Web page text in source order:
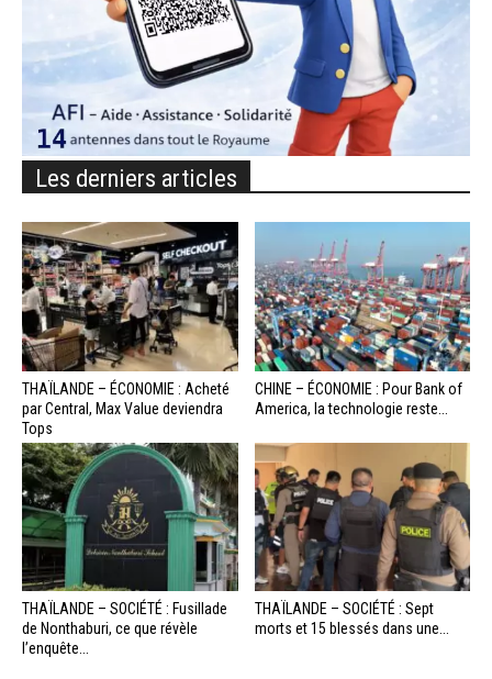
Les derniers articles
THAÏLANDE – ÉCONOMIE : Acheté
par Central, Max Value deviendra
Tops
CHINE – ÉCONOMIE : Pour Bank of
America, la technologie reste...
THAÏLANDE – SOCIÉTÉ : Fusillade
de Nonthaburi, ce que révèle
l’enquête...
THAÏLANDE – SOCIÉTÉ : Sept
morts et 15 blessés dans une...